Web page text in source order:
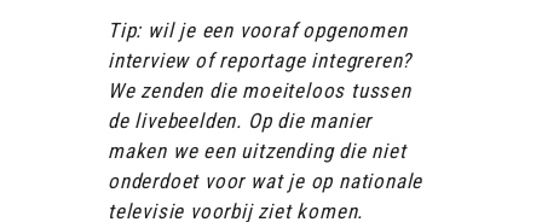
Tip: wil je een vooraf opgenomen
interview of reportage integreren?
We zenden die moeiteloos tussen
de livebeelden. Op die manier
maken we een uitzending die niet
onderdoet voor wat je op nationale
televisie voorbij ziet komen.